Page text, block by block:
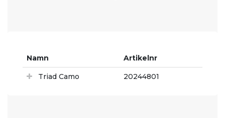
Namn Artikelnr
Triad Camo 20244801